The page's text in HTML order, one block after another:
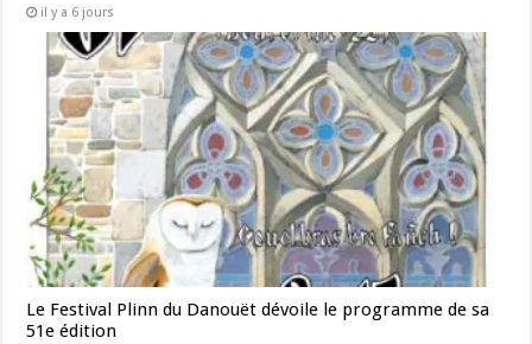
il y a 6 jours
Le Festival Plinn du Danouët dévoile le programme de sa
51e édition